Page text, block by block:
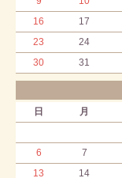
16
17
23
24
30
31
日 月
6
7
13
14